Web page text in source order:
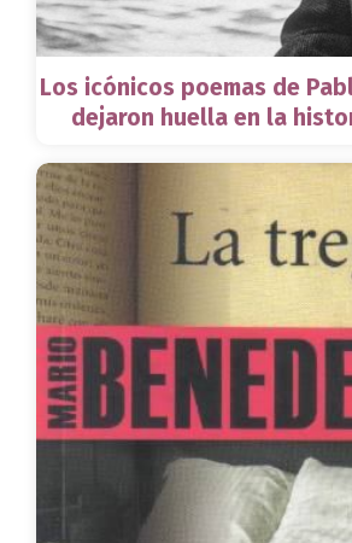
Los icónicos poemas de
dejaron huella en la